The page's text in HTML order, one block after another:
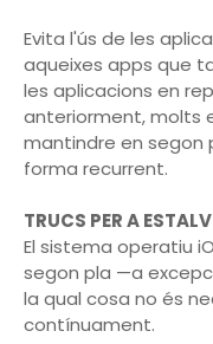
Evita l'ús de les
aqueixes apps que
les aplicacions en
anteriorment, molts
mantindre en segon
forma recurrent.
TRUCS PER A
El sistema operatiu
segon pla —a
la qual cosa no és
contínuament.